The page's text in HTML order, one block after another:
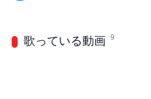
歌っている動画 9